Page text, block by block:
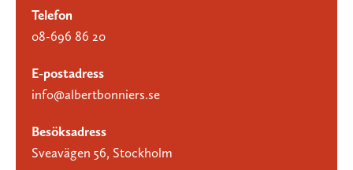
Telefon
08-696 86 20
E-postadress
info@albertbonniers.se
Besöksadress
Sveavägen 56, Stockholm